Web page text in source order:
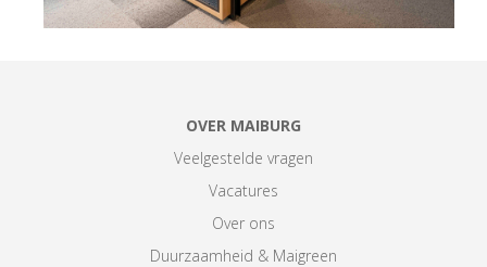
OVER MAIBURG
Veelgestelde vragen
Vacatures
Over ons
Duurzaamheid & Maigreen